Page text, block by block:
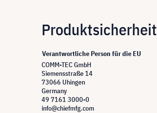
Produktsicherheit
Verantwortliche Person für die EU
COMM-TEC GmbH
Siemensstraße 14
73066 Uhingen
Germany
49 7161 3000-0
info@chiefmfg.com